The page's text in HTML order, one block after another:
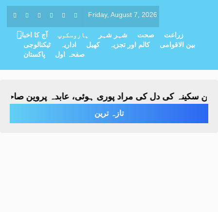
Friday, August 7, 2026
آج کا اخبار ہاروسکوپ شہر شہر صحت
زراعت
ٹیکنالوجی
اداریہ کھیل کالم اور تجزیہ
بین الاقوامی
پاکستان
صفحہ اول
سکینہ کی دل کی مراد پوری ہوئی، عابدہ پروین صاحبہ نے
تازہ ترین